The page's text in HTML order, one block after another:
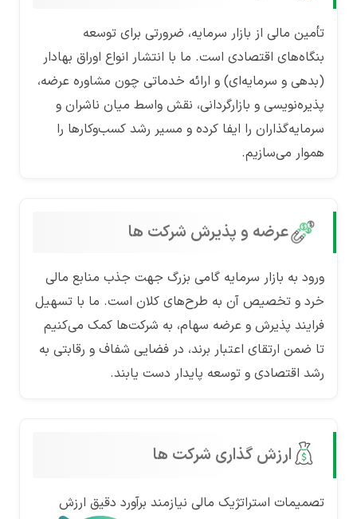
تأمین مالی از بازار سرمایه، ضرورتی برای توسعه
بنگاه‌های اقتصادی است. ما با انتشار انواع اوراق بهادار
(بدهی و سرمایه‌ای) و ارائه خدماتی چون مشاوره عرضه،
پذیره‌نویسی و بازارگردانی، نقش واسط میان ناشران و
سرمایه‌گذاران را ایفا کرده و مسیر رشد کسب‌وکارها را
هموار می‌سازیم.
عرضه و پذیرش شرکت ها
ورود به بازار سرمایه گامی بزرگ جهت جذب منابع مالی
خرد و تخصیص آن به طرح‌های کلان است. ما با تسهیل
فرایند پذیرش و عرضه سهام، به شرکت‌ها کمک می‌کنیم
تا ضمن ارتقای اعتبار برند، در فضایی شفاف و رقابتی به
رشد اقتصادی و توسعه پایدار دست یابند.
ارزش گذاری شرکت ها
تصمیمات استراتژیک مالی نیازمند برآورد دقیق ارزش